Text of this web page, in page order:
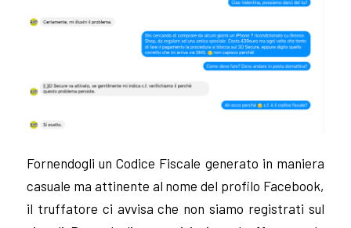
Fornendogli un Codice Fiscale generato in maniera
casuale ma attinente al nome del profilo Facebook,
il truffatore ci avvisa che non siamo registrati sul